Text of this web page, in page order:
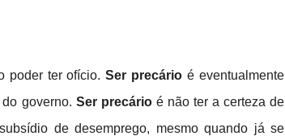
poder ter ofício.Ser precárioé eventualmente
governo. Ser precárioé não ter a certeza de
de desemprego, mesmo quando já se